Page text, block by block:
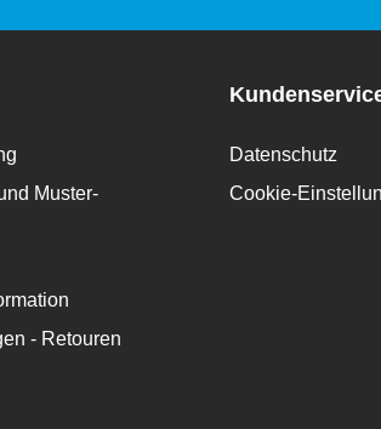
Muster-
- Retouren
Datenschutz
Cookie-